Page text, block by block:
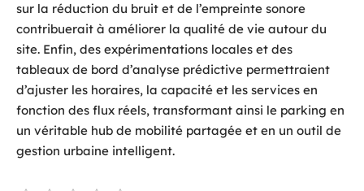
sur la réduction du bruit et de l’empreinte sonore
contribuerait à améliorer la qualité de vie autour du
site. Enfin, des expérimentations locales et des
tableaux de bord d’analyse prédictive permettraient
d’ajuster les horaires, la capacité et les services en
fonction des flux réels, transformant ainsi le parking en
un véritable hub de mobilité partagée et en un outil de
gestion urbaine intelligent.